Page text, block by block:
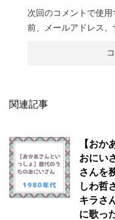
次回のコメントで使
前、メールアドレス、
関連記事
【おか
おにい
さんを
しわ哲
キラさ
に歌っ